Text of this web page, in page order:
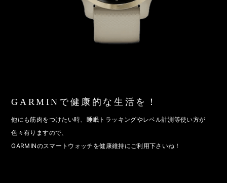
GARMINで健康的な生活を！
他にも筋肉をつけたい時、睡眠トラッキングやレベル計測等使い方が
色々有りますので、
GARMINのスマートウォッチを健康維持にご利用下さいね！